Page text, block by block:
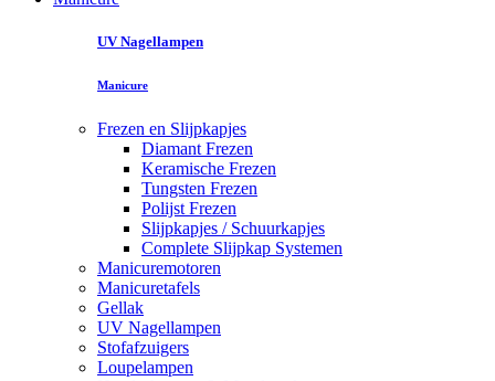
UV Nagellampen
Manicure
Frezen en Slijpkapjes
Diamant Frezen
Keramische Frezen
Tungsten Frezen
Polijst Frezen
Slijpkapjes / Schuurkapjes
Complete Slijpkap Systemen
Manicuremotoren
Manicuretafels
Gellak
UV Nagellampen
Stofafzuigers
Loupelampen